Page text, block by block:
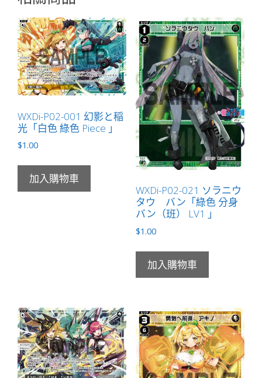
迷
宮
LV1
無
LB」
數
量
WXDi-P02-001 幻影と稲
光「白色 綠色 Piece 」
$1.00
加入購物車
WXDi-P02-021 ソラニウ
タウ バン「綠色 分身
バン（班） LV1 」
$1.00
加入購物車